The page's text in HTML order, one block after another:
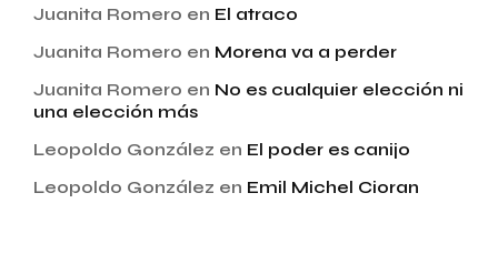
Juanita Romero en El atraco
Juanita Romero en Morena va a perder
Juanita Romero en No es cualquier elección ni
una elección más
Leopoldo González en El poder es canijo
Leopoldo González en Emil Michel Cioran